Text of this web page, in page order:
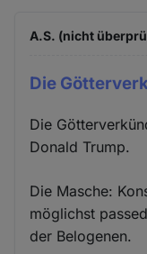
A.S. (nicht
Die
Die
Donald Trump.
Die Masche:
möglichst
der Belogenen.